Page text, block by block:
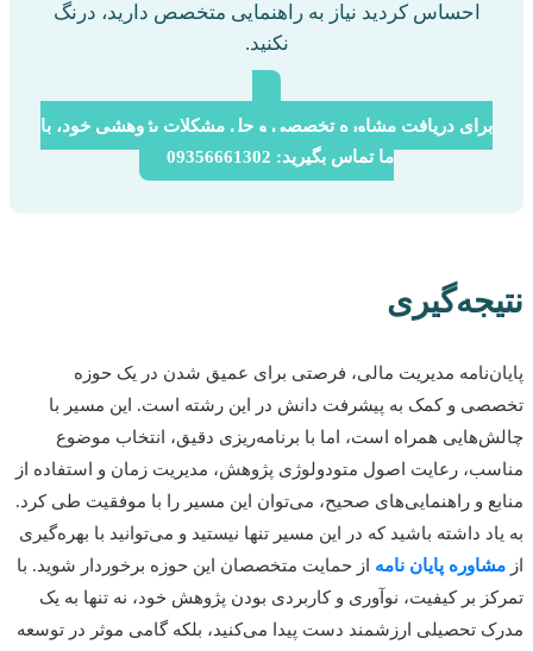
احساس کردید نیاز به راهنمایی متخصص دارید، درنگ
نکنید.
برای دریافت مشاوره تخصصی و حل مشکلات پژوهشی خود، با
ما تماس بگیرید: 09356661302
مدیریت مالی، فرصتی برای عمیق شدن در یک حوزه
و کمک به پیشرفت دانش در این رشته است. این مسیر با
همراه است، اما با برنامه‌ریزی دقیق، انتخاب موضوع
رعایت اصول متودولوژی پژوهش، مدیریت زمان و استفاده از
و راهنمایی‌های صحیح، می‌توان این مسیر را با موفقیت طی کرد.
داشته باشید که در این مسیر تنها نیستید و می‌توانید با بهره‌گیری
پایان نامهاز حمایت متخصصان این حوزه برخوردار شوید. با
بر کیفیت، نوآوری و کاربردی بودن پژوهش خود، نه تنها به یک
تحصیلی ارزشمند دست پیدا می‌کنید، بلکه گامی موثر در توسعه